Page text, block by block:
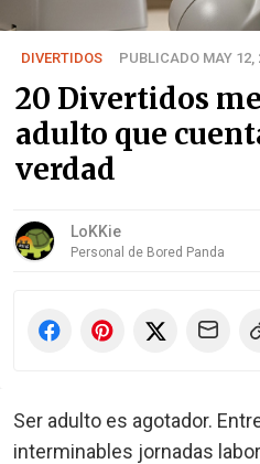
DIVERTIDOS PUBLICADO MAY 12,
20 Divertidos
adulto que
verdad
LoKKie
Personal de Bored Panda
Ser adulto es agotador.
interminables jornadas